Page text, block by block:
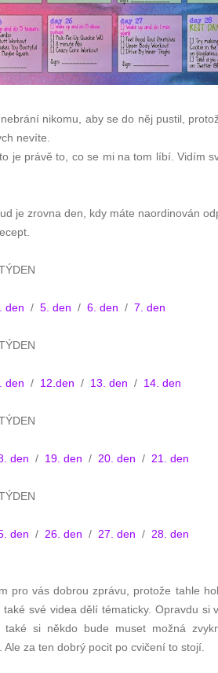
nikomu, aby se do něj pustil,
nevíte.
je právě to, co se mi na tom líbí. Vidím
je zrovna den, kdy máte naordinován
den /5. den /6. den /7. den
den / 12.den / 13. den / 14. den
den / 19. den / 20. den / 21. den
den / 26. den / 27. den / 28. den
pro vás dobrou zprávu, protože tahle
své videa dělí tématicky. Opravdu si
si někdo bude muset možná
za ten dobrý pocit po cvičení to stojí.